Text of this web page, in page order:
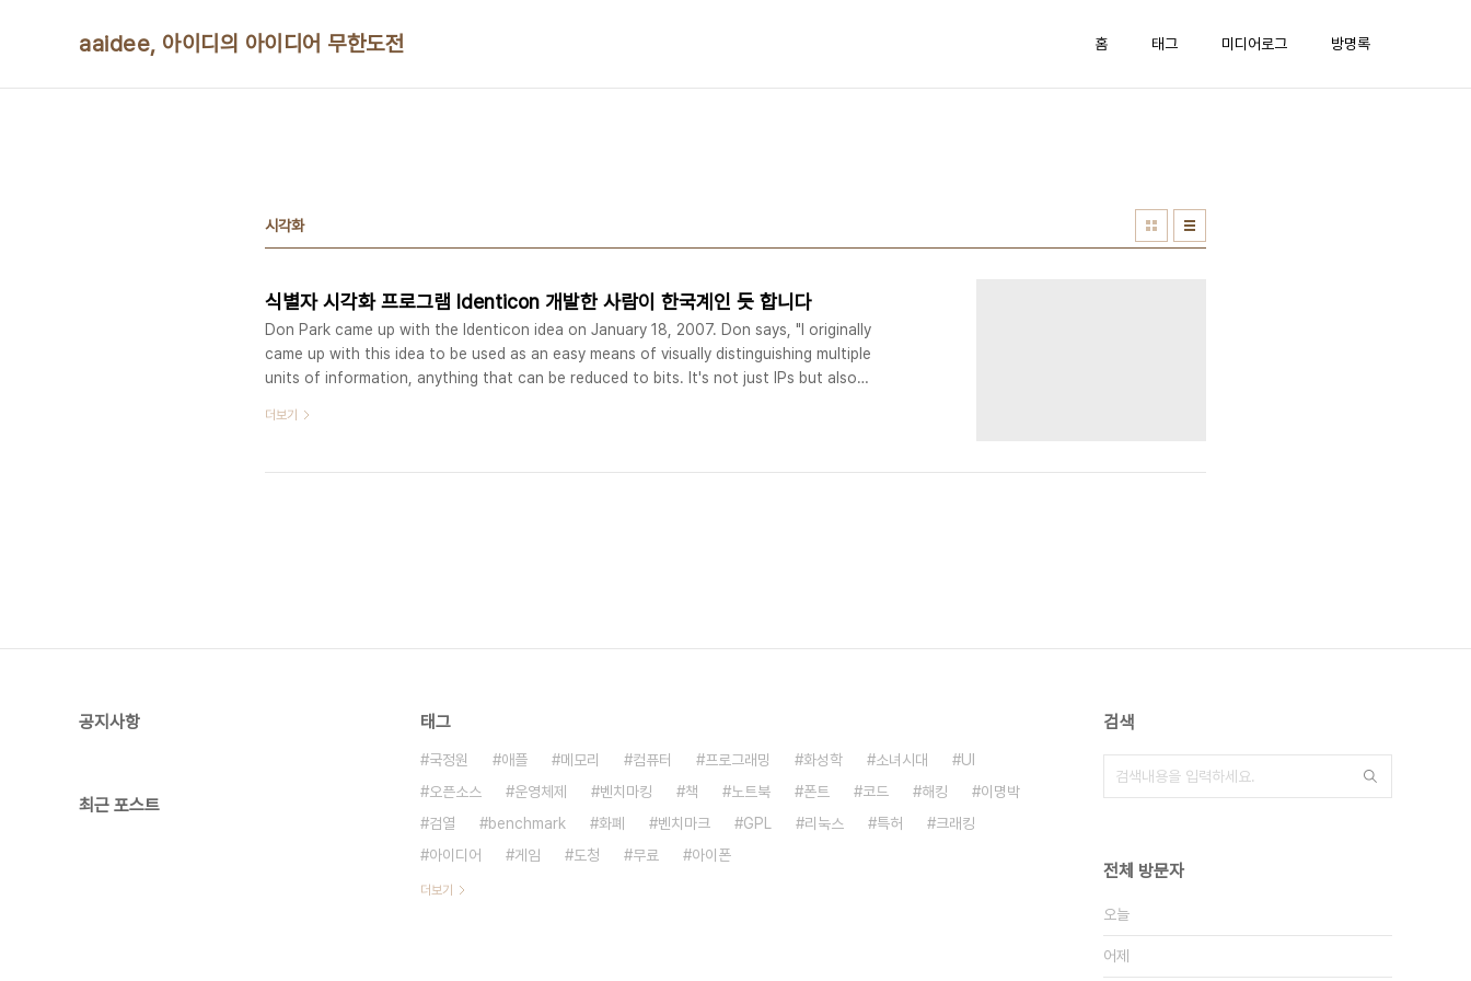
aaidee, 아이디의 아이디어 무한도전 홈 태그 미디어로그 방명록
시각화
식별자 시각화 프로그램 Identicon 개발한 사람이 한국계인 듯 합니다
Don Park came up with the Identicon idea on January 18, 2007. Don says, "I originally
came up with this idea to be used as an easy means of visually distinguishing multiple
units of information, anything that can be reduced to bits. It's not just IPs but also
numeric information which are not easy to distinguish at..
더보기
공지사항
최근 포스트
태그
국정원 애플 메모리 컴퓨터 프로그래밍 화성학 소녀시대
UI
오픈소스
운영체제 벤치마킹 책 노트북 폰트 코드 해킹
이명박
검열
benchmark 화폐 벤치마크 GPL 리눅스 특허
크래킹
아이디어
게임 도청 무료 아이폰
더보기
검색
전체 방문자
오늘
어제